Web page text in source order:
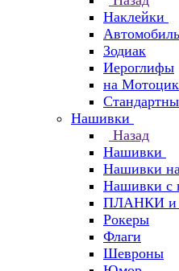
Наклейки
Зодиак
Иероглифы
на
Нашивки
Назад
Нашивки
Нашивки
Нашивки с
ПЛАНКИ
Рокеры
Флаги
Шевроны